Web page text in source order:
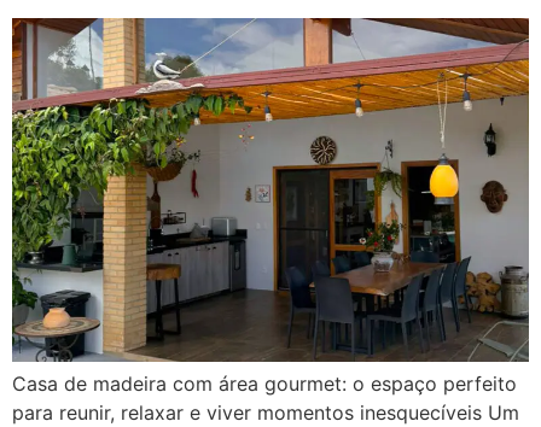
Casa de madeira com área gourmet: o espaço perfeito
para reunir, relaxar e viver momentos inesquecíveis Um